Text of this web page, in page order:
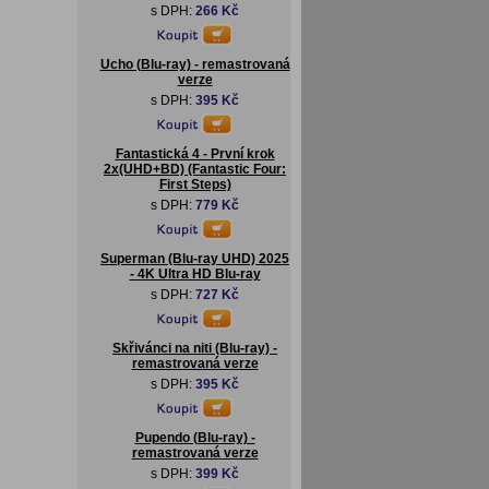
s DPH: 266 Kč
Ucho (Blu-ray) - remastrovaná
verze
s DPH: 395 Kč
Fantastická 4 - První krok
2x(UHD+BD) (Fantastic Four:
First Steps)
s DPH: 779 Kč
Superman (Blu-ray UHD) 2025
- 4K Ultra HD Blu-ray
s DPH: 727 Kč
Skřivánci na niti (Blu-ray) -
remastrovaná verze
s DPH: 395 Kč
Pupendo (Blu-ray) -
remastrovaná verze
s DPH: 399 Kč